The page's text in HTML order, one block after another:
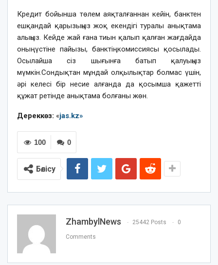
Кредит бойынша төлем аяқталғаннан кейін, банктен
ешқандай қарызыңыз жоқ екендігі туралы анықтама
алыңыз. Кейде жай ғана тиын қалып қалған жағдайда
оның үстіне пайызы, банктің комиссиясы қосылады.
Осылайша сіз шығынға батып қалуыңыз
мүмкін.Сондықтан мұндай олқылықтар болмас үшін,
әрі келесі бір несие алғанда да қосымша қажетті
құжат ретінде анықтама болғаны жөн.
Дереккөз: «jas.kz»
0
100
Бөлісу
ZhambylNews 25442 Posts 0
Comments